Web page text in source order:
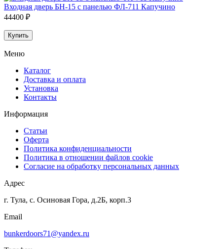
Входная дверь БН-15 с панелью ФЛ-711 Капучино
44400 ₽
Купить
Меню
Каталог
Доставка и оплата
Установка
Контакты
Информация
Статьи
Оферта
Политика конфиденциальности
Политика в отношении файлов cookie
Согласие на обработку персональных данных
Адрес
г. Тула, с. Осиновая Гора, д.2Б, корп.3
Email
bunkerdoors71@yandex.ru